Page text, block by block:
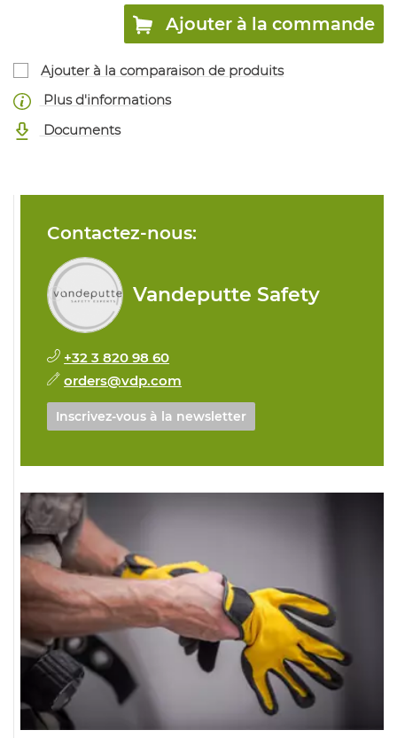
Ajouter à la commande
Ajouter à la comparaison de produits
Plus d'informations
Documents
Contactez-nous:
Vandeputte Safety
+32 3 820 98 60
orders@vdp.com
Inscrivez-vous à la newsletter